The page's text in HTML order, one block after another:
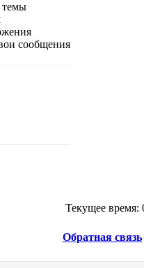
темы
сообщения
Текущее время:
Обратная связь